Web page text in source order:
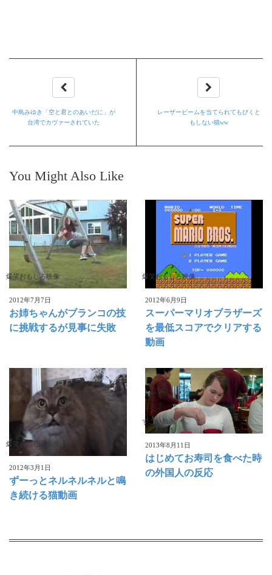
中島みゆき「空と君とのあいだに」が
台湾でカヴァーされていた
レーザービームを当てられてもびくと
もしない猫ww
You Might Also Like
爆笑おもしろ映像
2012年7月7日
お姉ちゃんがブランコの技
に挑戦するが見事に失敗
爆笑おもしろ映像
2012年6月9日
スーパーマリオブラザーズ
を最低スコアでクリアする
動画
爆笑おもしろ映像
2012年3月1日
ずーっとネルネルネルと鳴
き続ける猫動画
すごい動画
2013年8月11日
はじめてお寿司を食べた時
の外国人の反応